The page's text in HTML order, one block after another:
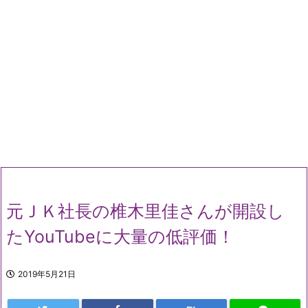
元ＪＫ社長の椎木里佳さんが開設し
たYouTubeに大量の低評価！
2019年5月21日